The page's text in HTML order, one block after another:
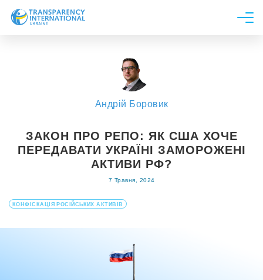
Напрями роботи
Долучитися
Андрій Боровик
ЗАКОН ПРО РЕПО: ЯК США ХОЧЕ
ПЕРЕДАВАТИ УКРАЇНІ ЗАМОРОЖЕНІ
АКТИВИ РФ?
7 Травня, 2024
КОНФІСКАЦІЯ РОСІЙСЬКИХ АКТИВІВ